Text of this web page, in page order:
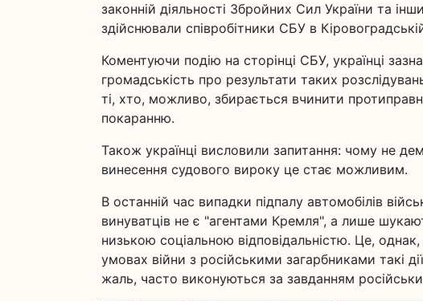
законній діяльності Збройних Сил України та
здійснювали співробітники СБУ в
Коментуючи подію на сторінці СБУ, українці
громадськість про результати таких
ті, хто, можливо, збирається вчинити
покаранню.
Також українці висловили запитання: чому не
винесення судового вироку це стає можливим.
В останній час випадки підпалу автомобілів
винуватців не є "агентами Кремля", а лише
низькою соціальною відповідальністю. Це, однак,
умовах війни з російськими загарбниками такі
жаль, часто виконуються за завданням